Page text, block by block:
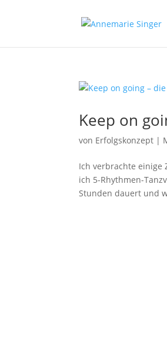
Keep on
von Erfolgskonzept |
Ich verbrachte einige
ich 5-Rhythmen-
Stunden dauert und